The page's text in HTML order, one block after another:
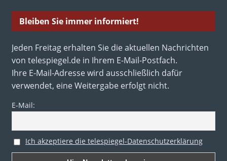
Bleiben Sie immer informiert!
Jeden Freitag erhalten Sie die aktuellen Nachrichten
von telespiegel.de in Ihrem E-Mail-Postfach.
Ihre E-Mail-Adresse wird ausschließlich dafür
verwendet, eine Weitergabe erfolgt nicht.
E-Mail:
Ich akzeptiere die telespiegel-Datenschutzerklärung